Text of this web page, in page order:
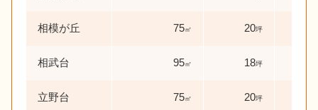
相模が丘 75㎡ 20坪
相武台 95㎡ 18坪
立野台 75㎡ 20坪